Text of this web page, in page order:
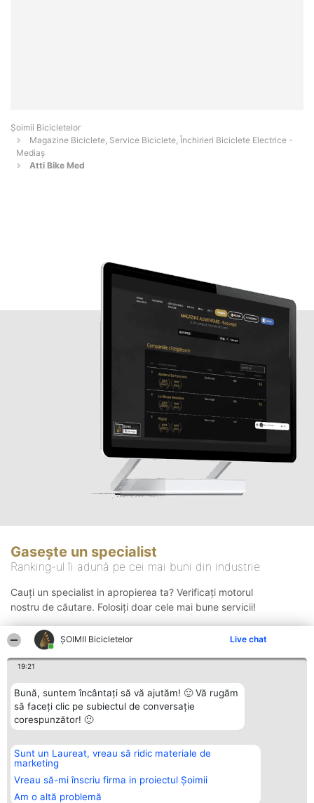
ȘOIMII Bicicletelor Live chat
19:21
Bună, suntem încântați să vă ajutăm! 🙂 Vă rugăm
să faceți clic pe subiectul de conversație
corespunzător! 🙂
Sunt un Laureat, vreau să ridic materiale de
marketing
Vreau să-mi înscriu firma in proiectul Șoimii
Am o altă problemă
Șoimii Bicicletelor
Magazine Biciclete, Service Biciclete, Închirieri Biciclete Electrice -
Mediaş
Atti Bike Med
Gasește un specialist
Ranking-ul îi adună pe cei mai buni din industrie
Cauți un specialist in apropierea ta? Verificați motorul
nostru de căutare. Folosiți doar cele mai bune servicii!
Organizator Ranking
BRIGHT SOLUTIONS BR SRL
Aleea Timisul De Sus 2 Bl. A30
Sc. A Et. 4 Ap. 13 Cod 061952
București
Plebiscyt
Lista Tuturor
Laureaților
Contact